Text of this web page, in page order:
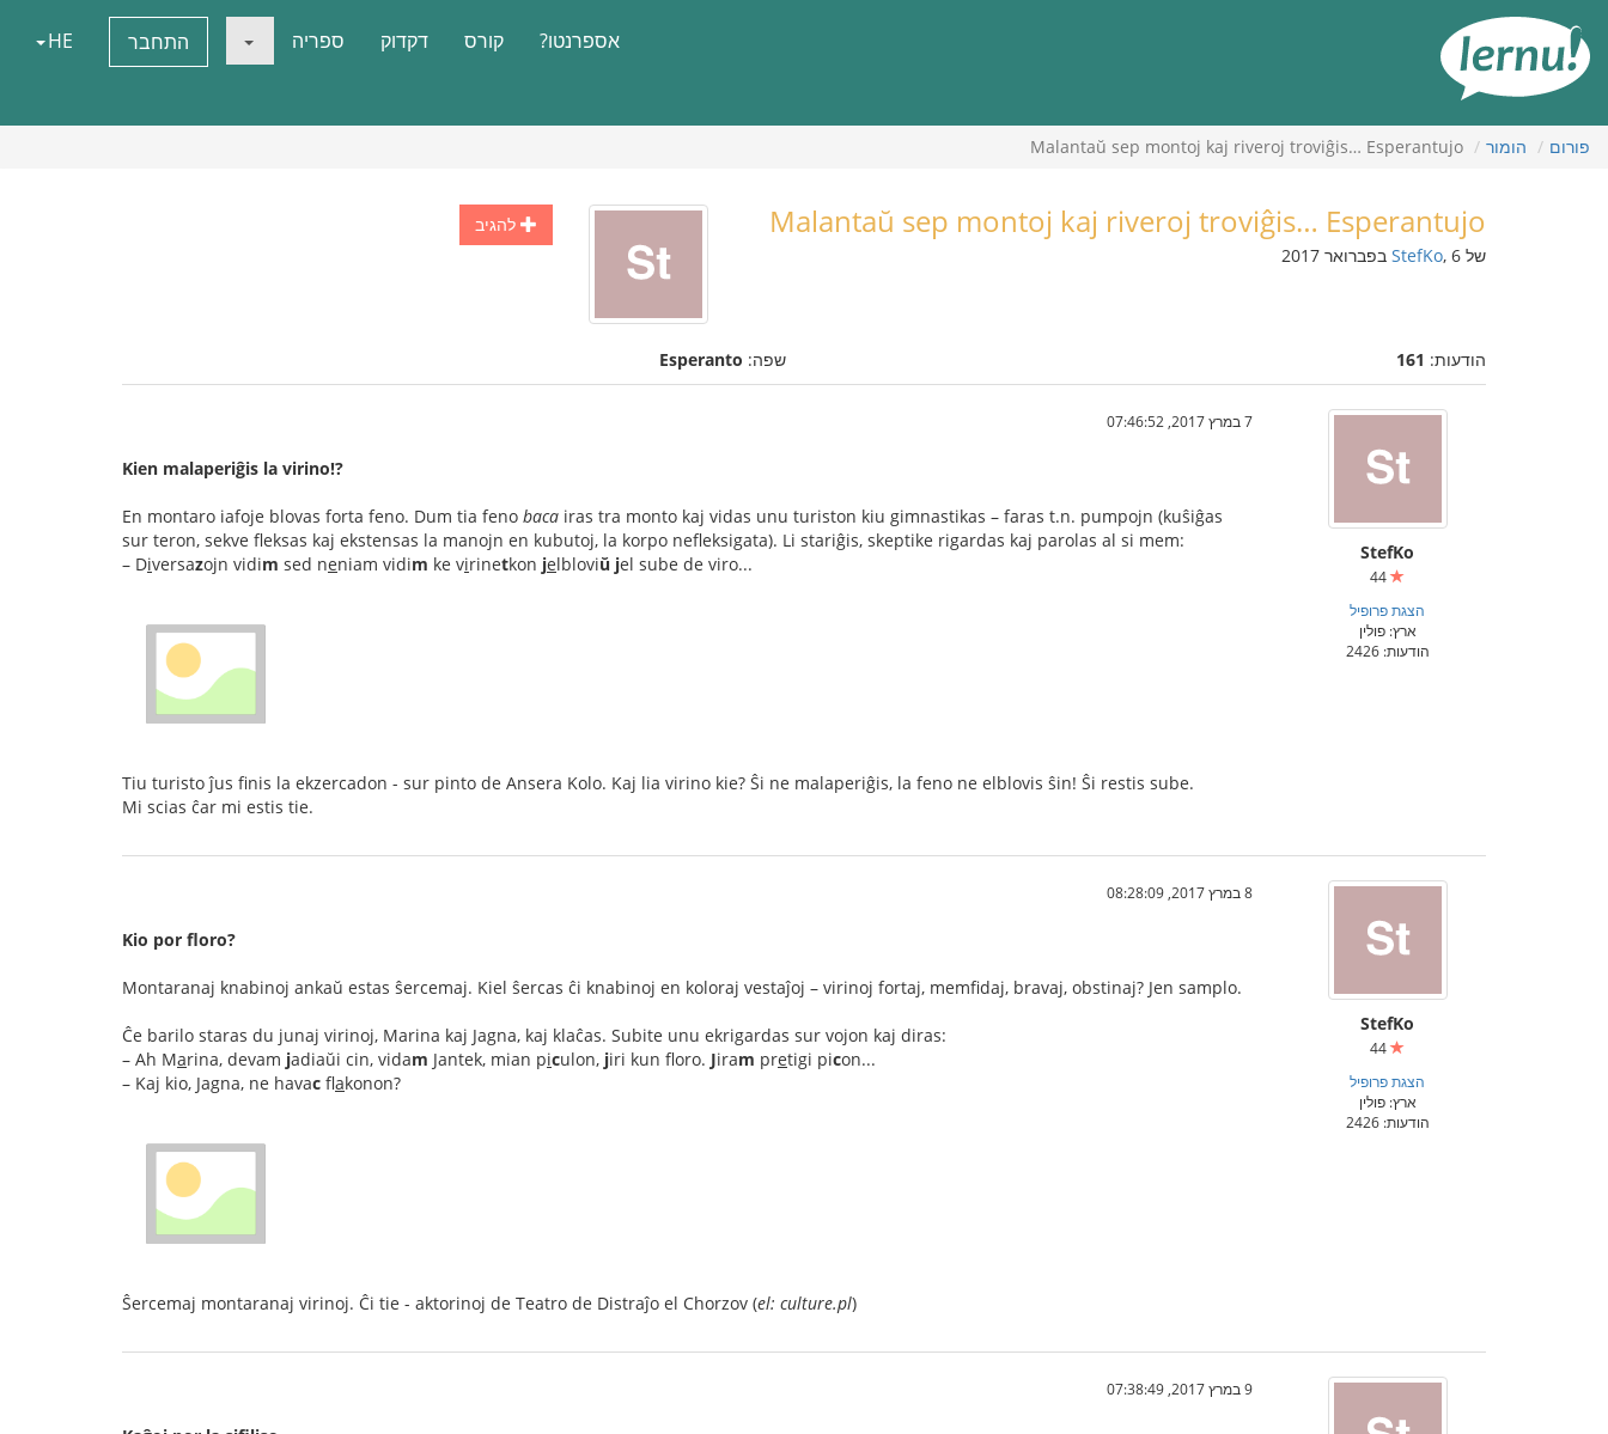
העניינים
אספרנטו? קורס דקדוק ספריה התחבר HE
פורום הומור Malantaŭ sep montoj kaj riveroj troviĝis… Esperantujo
להגיב Malantaŭ sep montoj kaj riveroj troviĝis… Esperantujo
של StefKo, 6 בפברואר 2017
הודעות: 161 שפה: Esperanto
StefKo
הצגת פרופיל
ארץ: פולין
הודעות: 2426
7 במרץ 2017, 07:46:52
Kien malaperiĝis la virino!?
En montaro iafoje blovas forta feno. Dum tia feno baca iras tra monto kaj vidas unu turiston kiu gimnastikas – faras t.n. pumpojn (kuŝiĝas
sur teron, sekve fleksas kaj ekstensas la manojn en kubutoj, la korpo nefleksigata). Li stariĝis, skeptike rigardas kaj parolas al si mem:
– Diversazojn vidim sed neniam vidim ke virinetkon jelbloviŭ jel sube de viro...
Tiu turisto ĵus finis la ekzercadon - sur pinto de Ansera Kolo. Kaj lia virino kie? Ŝi ne malaperiĝis, la feno ne elblovis ŝin! Ŝi restis sube.
Mi scias ĉar mi estis tie.
StefKo
הצגת פרופיל
ארץ: פולין
הודעות: 2426
8 במרץ 2017, 08:28:09
Kio por floro?
Montaranaj knabinoj ankaŭ estas ŝercemaj. Kiel ŝercas ĉi knabinoj en koloraj vestaĵoj – virinoj fortaj, memfidaj, bravaj, obstinaj? Jen samplo.
Ĉe barilo staras du junaj virinoj, Marina kaj Jagna, kaj klaĉas. Subite unu ekrigardas sur vojon kaj diras:
– Ah Marina, devam jadiaŭi cin, vidam Jantek, mian piculon, jiri kun floro. Jiram pretigi picon...
– Kaj kio, Jagna, ne havac flakonon?
Ŝercemaj montaranaj virinoj. Ĉi tie - aktorinoj de Teatro de Distraĵo el Chorzov (el: culture.pl)
9 במרץ 2017, 07:38:49